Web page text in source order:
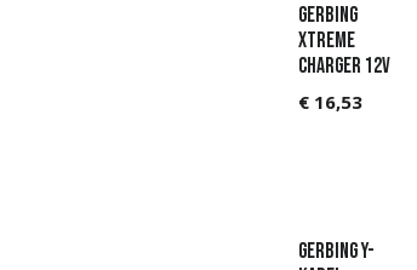
Gerbing
Xtreme
Charger 12V
€ 16,53
Gerbing Y-